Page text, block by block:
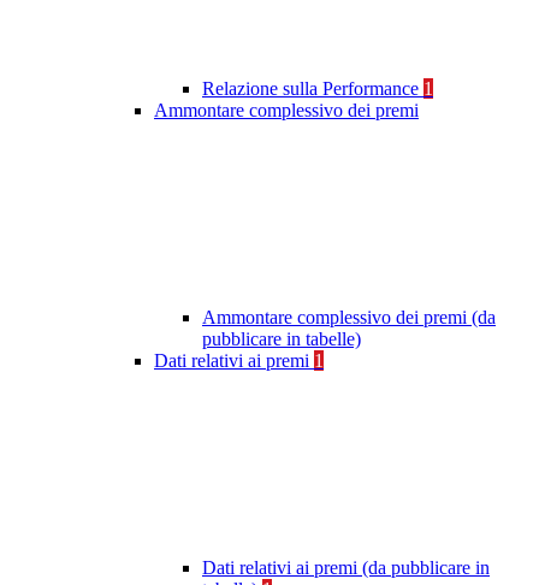
Relazione sulla Performance 1
Ammontare complessivo dei premi
Ammontare complessivo dei premi (da
pubblicare in tabelle)
Dati relativi ai premi 1
Dati relativi ai premi (da pubblicare in